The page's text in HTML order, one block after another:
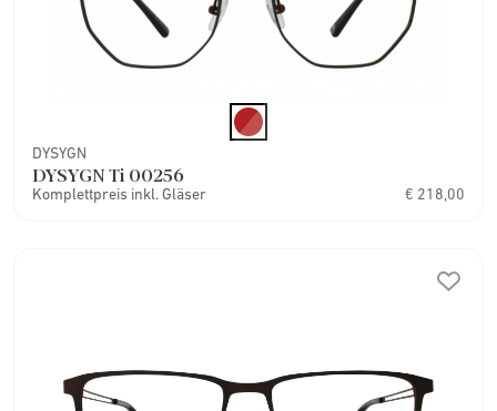
DYSYGN
DYSYGN Ti 00256
Komplettpreis inkl. Gläser € 218,00